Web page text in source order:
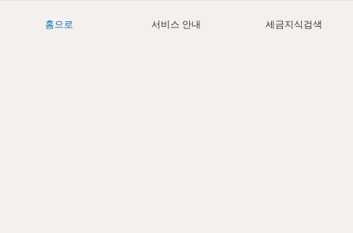
홈으로 서비스 안내 세금지식검색